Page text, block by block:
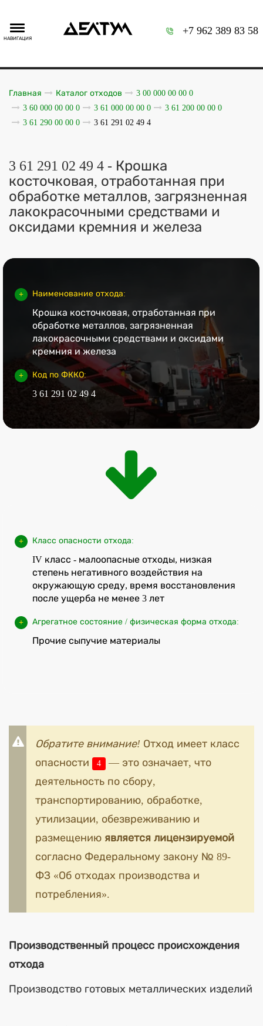
НАВИГАЦИЯ
+7 962 389 83 58
Главная Каталог отходов
3 00 000 00 00 0
3 60 000 00 00 0
3 61 000 00 00 0
3 61 200 00 00 0
3 61 290 00 00 0
3 61 291 02 49 4
3 61 291 02 49 4 - Крошка
косточковая, отработанная при
обработке металлов, загрязненная
лакокрасочными средствами и
оксидами кремния и железа
Наименование отхода:
Крошка косточковая, отработанная при
обработке металлов, загрязненная
лакокрасочными средствами и оксидами
кремния и железа
Код по ФККО:
3 61 291 02 49 4
Класс опасности отхода:
IV класс - малоопасные отходы, низкая
степень негативного воздействия на
окружающую среду, время восстановления
после ущерба не менее 3 лет
Агрегатное состояние / физическая форма отхода:
Прочие сыпучие материалы
Обратите внимание! Отход имеет класс
опасности
4
— это означает, что
деятельность по сбору,
транспортированию, обработке,
утилизации, обезвреживанию и
размещению является лицензируемой
согласно Федеральному закону № 89-
ФЗ «Об отходах производства и
потребления».
Производственный процесс происхождения
отхода
Производство готовых металлических изделий